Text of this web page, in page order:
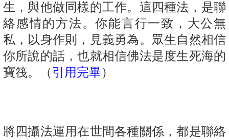
生，與他做同樣的工作。這四種法，是聯
絡感情的方法。你能言行一致，大公無
私，以身作則，見義勇為。眾生自然相信
你所說的話，也就相信佛法是度生死海的
寶筏。（ 引用完畢）
將四攝法運用在世間各種關係，都是聯絡